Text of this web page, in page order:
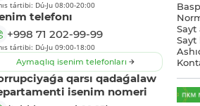
tártibi: Dú-Ju 08:00-20:00
telefonı
+998 71 202-99-99
tártibi: Dú-Ju 09:00-18:00
Aymaqlıq isenim telefonları
qarsı qadaǵalaw
isenim nomeri
Sayt
Sayt